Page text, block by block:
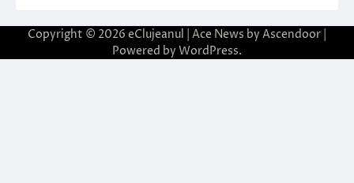
Copyright © 2026 eClujeanul | Ace News by Ascendoor
Powered by WordPress.